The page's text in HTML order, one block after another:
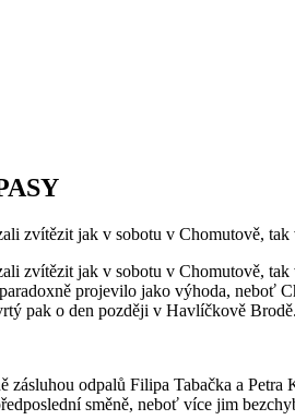
zvítězit jak v sobotu v Chomutově,
zvítězit jak v sobotu v Chomutově,
projevilo jako výhoda, neboť
pak o den později v Havlíčkově Brodě.
odpalů Filipa Tabačka a
směně, neboť více jim